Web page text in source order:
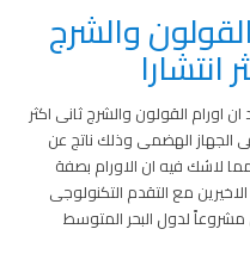
والشرج
انتشارا
اورام القولون والشرج ثانى اكثر
فى الجهاز الهضمى وذلك ناتج عن
لاشك فيه ان الاورام بصفة
مع التقدم التكنولوجى
مشروعاً لدول البحر المتوسط